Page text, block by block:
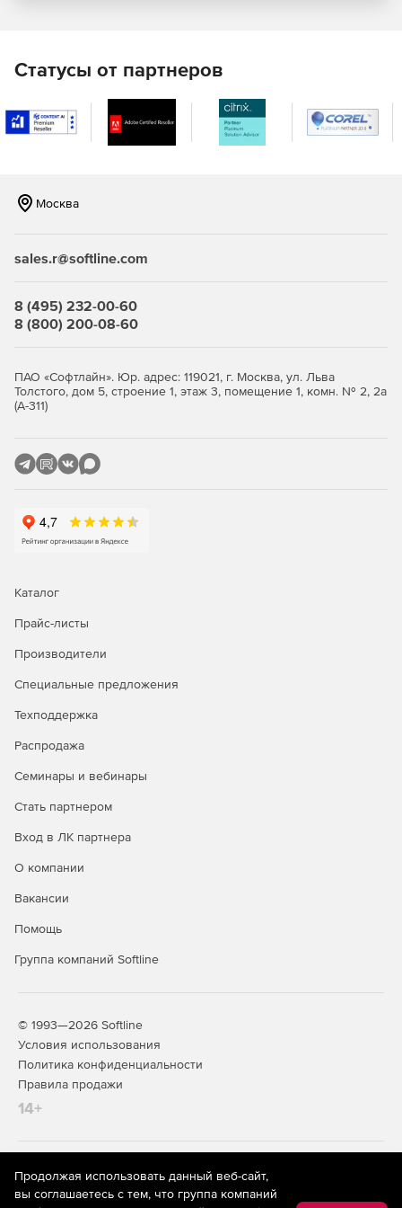
Преимущества Microsoft BizTalk Server для интеграции
приложений:
Простое подключение. Доступ к полному спектру
Расширение в облако. Способность расширить
приложений.
Возможность получения новых ценных сведений от
связанных систем благодаря добавлению сервисов
Azure.
Статусы от партнеров
Москва
sales.r@softline.com
8 (495) 232-00-60
8 (800) 200-08-60
ПАО «Софтлайн». Юр. адрес: 119021, г. Москва, ул. Льва
Толстого, дом 5, строение 1, этаж 3, помещение 1, комн. № 2, 2а
(А-311)
Каталог
Прайс-листы
Производители
Специальные предложения
Техподдержка
Распродажа
Семинары и вебинары
Стать партнером
Вход в ЛК партнера
О компании
Вакансии
Помощь
Группа компаний Softline
© 1993—2026 Softline
Условия использования
Политика конфиденциальности
Правила продажи
14+
На информационном ресурсе store.softline.ru применяются
рекомендательные технологии
(информационные технологии
предоставления информации на основе сбора,
Продолжая использовать данный веб-сайт,
вы соглашаетесь с тем, что группа компаний